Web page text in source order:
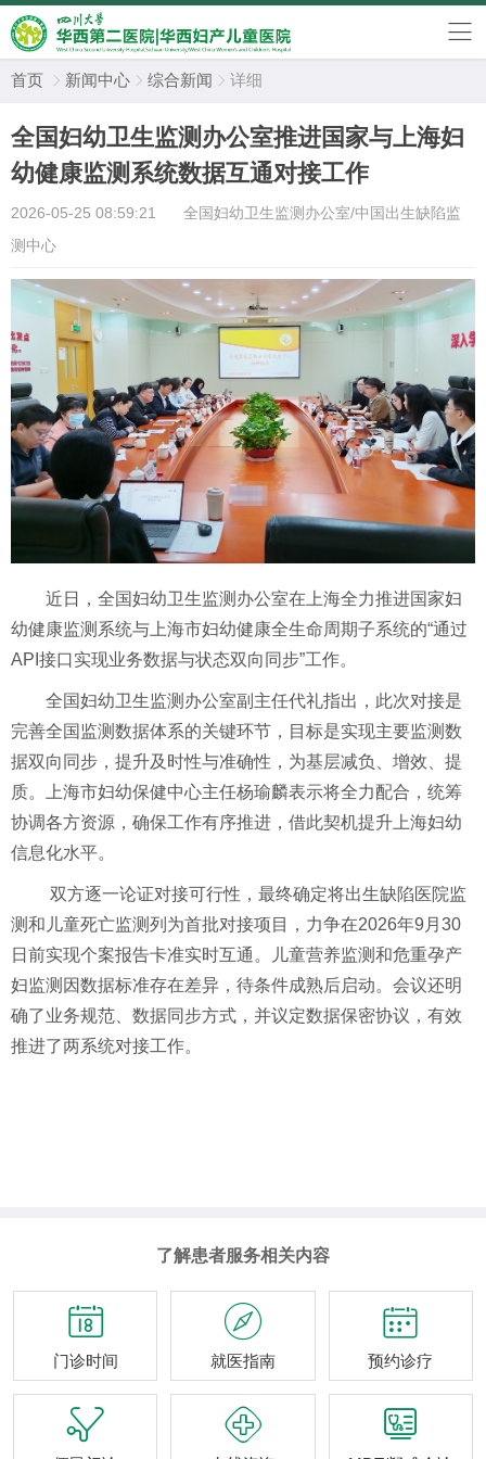
首页  新闻中心  综合新闻  详细
全国妇幼卫生监测办公室推进国家与上海妇
幼健康监测系统数据互通对接工作
2026-05-25 08:59:21
全国妇幼卫生监测办公室/中国出生缺陷监
测中心
近日，全国妇幼卫生监测办公室在上海全力推进国家妇
幼健康监测系统与上海市妇幼健康全生命周期子系统的“通过
API接口实现业务数据与状态双向同步”工作。
全国妇幼卫生监测办公室副主任代礼指出，此次对接是
完善全国监测数据体系的关键环节，目标是实现主要监测数
据双向同步，提升及时性与准确性，为基层减负、增效、提
质。上海市妇幼保健中心主任杨瑜麟表示将全力配合，统筹
协调各方资源，确保工作有序推进，借此契机提升上海妇幼
信息化水平。
双方逐一论证对接可行性，最终确定将出生缺陷医院监
测和儿童死亡监测列为首批对接项目，力争在2026年9月30
日前实现个案报告卡准实时互通。儿童营养监测和危重孕产
妇监测因数据标准存在差异，待条件成熟后启动。会议还明
确了业务规范、数据同步方式，并议定数据保密协议，有效
推进了两系统对接工作。
了解患者服务相关内容

门诊时间

就医指南

预约诊疗
  